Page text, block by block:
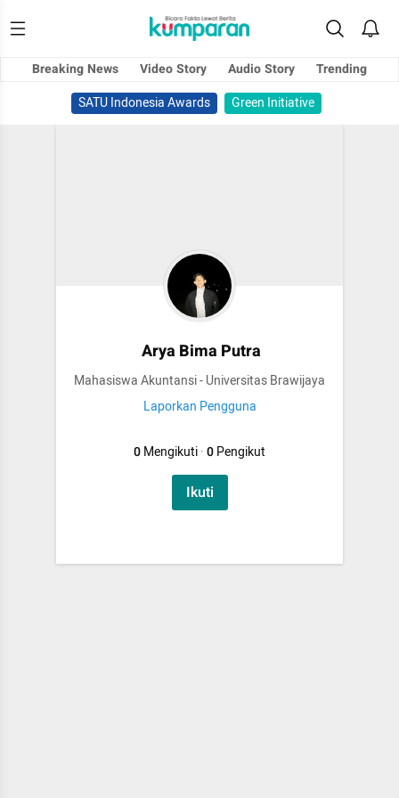
Breaking News Video Story Audio Story
Trending
SATU Indonesia Awards
Green Initiative
Arya Bima Putra
Mahasiswa Akuntansi - Universitas Brawijaya
Laporkan Pengguna
0Mengikuti·0Pengikut
Ikuti